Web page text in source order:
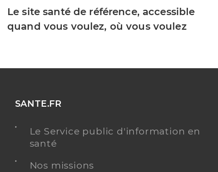
Le site santé de référence, accessible
quand vous voulez, où vous voulez
SANTE.FR
Le Service public d'information en
santé
Nos missions